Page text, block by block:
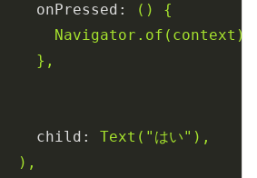
onPressed:
()
{
},
child:
Text("はい"),
),